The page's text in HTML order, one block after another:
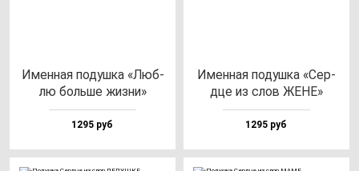
Имен­ная по­душ­ка «Люб­
лю боль­ше жиз­ни»
1295 руб
Имен­ная по­душ­ка «Сер­
дце из слов ЖЕНЕ»
1295 руб